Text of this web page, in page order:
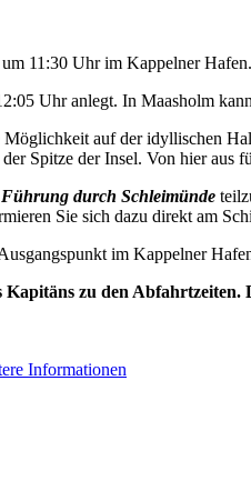
11:30 Uhr im Kappelner Hafen.
Uhr anlegt. In Maasholm
auf der idyllischen
Spitze der Insel. Von hier aus
Führung durch Schleimünde
Sie sich dazu direkt am
im Kappelner
zu den Abfahrtzeiten.
Informationen